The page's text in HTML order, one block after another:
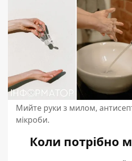
Мийте руки з милом,
мікроби.
Коли потрібно